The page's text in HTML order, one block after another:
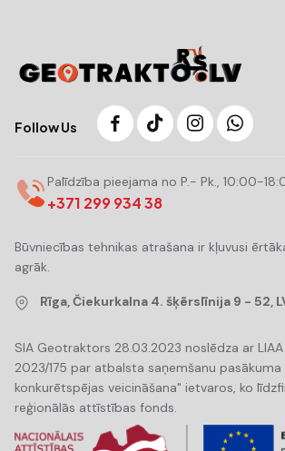
Follow Us
Palīdzība pieejama no P.- Pk., 10:00-
+371 299 934 38
Būvniecības tehnikas atrašana ir kļuvusi
agrāk.
Rīga, Čiekurkalna 4. šķērslīnija 9 - 52,
SIA Geotraktors 28.03.2023 noslēdza ar
2023/175 par atbalsta saņemšanu
konkurētspējas veicināšana" ietvaros, ko
reģionālās attīstības fonds.